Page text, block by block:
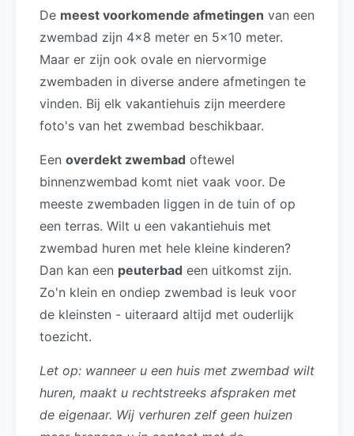
De meest voorkomende afmetingen van een
zwembad zijn 4x8 meter en 5x10 meter.
Maar er zijn ook ovale en niervormige
zwembaden in diverse andere afmetingen te
vinden. Bij elk vakantiehuis zijn meerdere
foto's van het zwembad beschikbaar.
Een overdekt zwembad oftewel
binnenzwembad komt niet vaak voor. De
meeste zwembaden liggen in de tuin of op
een terras. Wilt u een vakantiehuis met
zwembad huren met hele kleine kinderen?
Dan kan een peuterbad een uitkomst zijn.
Zo'n klein en ondiep zwembad is leuk voor
de kleinsten - uiteraard altijd met ouderlijk
toezicht.
Let op: wanneer u een huis met zwembad wilt
huren, maakt u rechtstreeks afspraken met
de eigenaar. Wij verhuren zelf geen huizen